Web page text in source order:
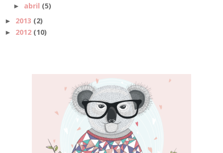
► abril (5)
► 2013 (2)
► 2012 (10)